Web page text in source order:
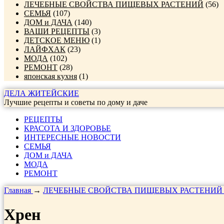
ЛЕЧЕБНЫЕ СВОЙСТВА ПИЩЕВЫХ РАСТЕНИЙ (56)
СЕМЬЯ (107)
ДОМ и ДАЧА (140)
ВАШИ РЕЦЕПТЫ (3)
ДЕТСКОЕ МЕНЮ (1)
ЛАЙФХАК (23)
МОДА (102)
РЕМОНТ (28)
японская кухня (1)
ДЕЛА ЖИТЕЙСКИЕ
Лучшие рецепты и советы по дому и даче
РЕЦЕПТЫ
КРАСОТА И ЗДОРОВЬЕ
ИНТЕРЕСНЫЕ НОВОСТИ
СЕМЬЯ
ДОМ и ДАЧА
МОДА
РЕМОНТ
Главная → ЛЕЧЕБНЫЕ СВОЙСТВА ПИЩЕВЫХ РАСТЕНИЙ
Хрен